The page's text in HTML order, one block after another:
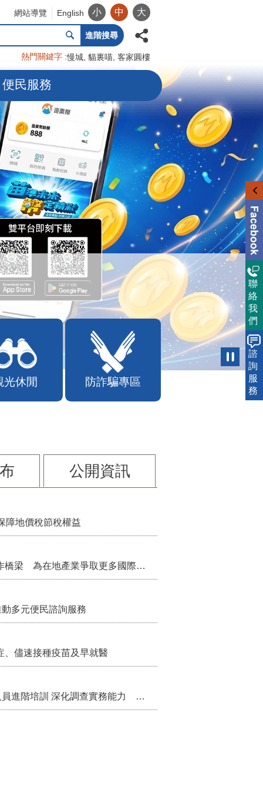
網站導覽 English 小 中 大
進階搜尋
熱門關鍵字 慢城 貓裏喵 客家圓樓
便民服務
光休閒 防詐騙專區
公開資訊
障地價稅節稅權益
把握國際交流契機 苗栗縣政府搭建海外合作橋梁 為在地產業爭取更多國際市場機會
多元便民諮詢服務
、儘速接種疫苗及早就醫
苗栗縣辦理115年度校園性別事件調查專業人員進階培訓 深化調查實務能力 持續打造安全友善校園
聯
絡
我
們
諮
詢
服
務